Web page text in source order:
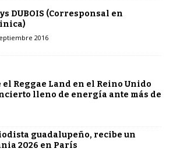
DUBOIS (Corresponsal en
2016
Reggae Land en el Reino Unido
lleno de energía ante más de
guadalupeño, recibe un
2026 en París